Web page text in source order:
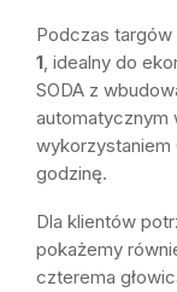
Podczas
1, idealny do
SODA z
automatycznym
wykorzystaniem
godzinę.
Dla klientów
pokażemy
czterema